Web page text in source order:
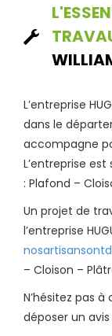
L’entreprise
dans le
accompagne
L’entreprise
: Plafond –
Un projet de
l’entreprise
– Cloison –
N’hésitez pas
déposer un avis